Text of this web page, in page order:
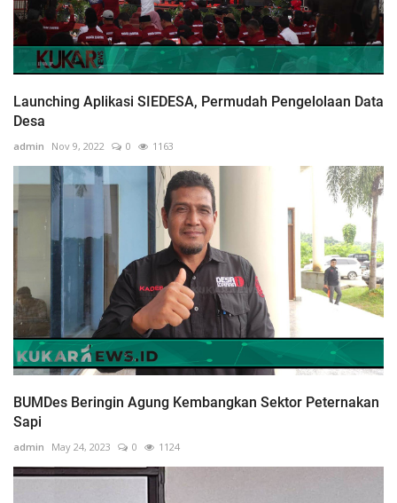
Launching Aplikasi SIEDESA, Permudah Pengelolaan Data
Desa
admin Nov 9, 2022 0 1163
BUMDes Beringin Agung Kembangkan Sektor Peternakan
Sapi
admin May 24, 2023 0 1124